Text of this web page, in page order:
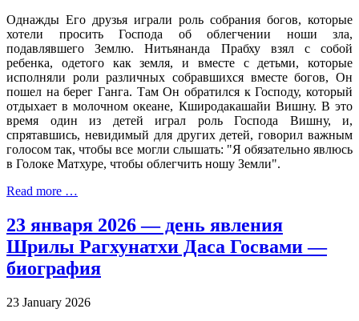
Однажды Его друзья играли роль собрания богов, которые
хотели просить Господа об облегчении ноши зла,
подавлявшего Землю. Нитьянанда Прабху взял с собой
ребенка, одетого как земля, и вместе с детьми, которые
исполняли роли различных собравшихся вместе богов, Он
пошел на берег Ганга. Там Он обратился к Господу, который
отдыхает в молочном океане, Кширодакашайи Вишну. В это
время один из детей играл роль Господа Вишну, и,
спрятавшись, невидимый для других детей, говорил важным
голосом так, чтобы все могли слышать: "Я обязательно явлюсь
в Голоке Матхуре, чтобы облегчить ношу Земли".
Read more …
23 января 2026 — день явления
Шрилы Рагхунатхи Даса Госвами —
биография
23 January 2026